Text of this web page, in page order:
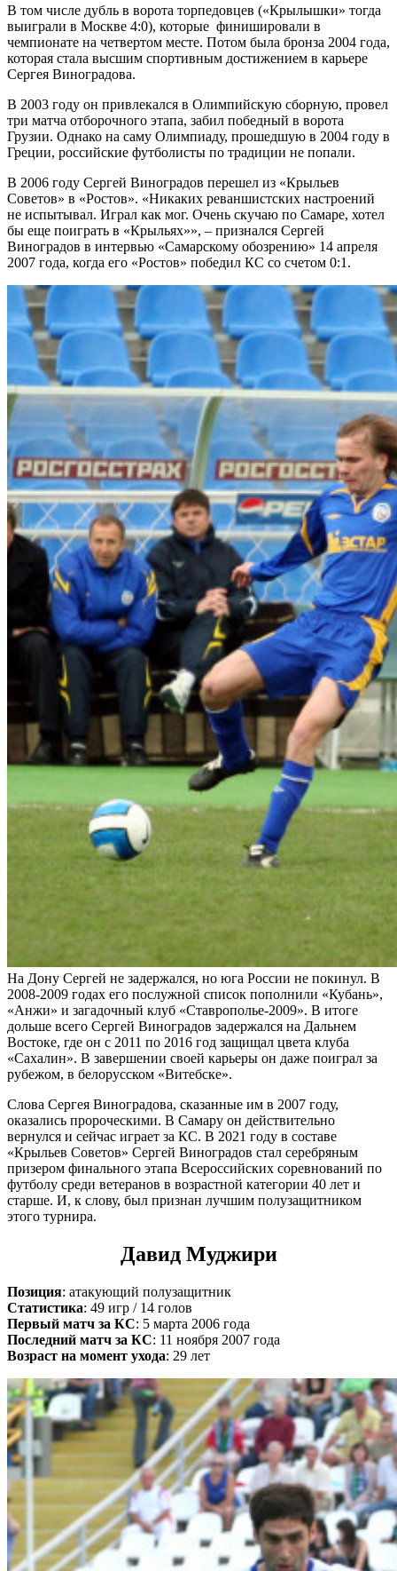
В том числе дубль в ворота торпедовцев («Крылышки» тогда
выиграли в Москве 4:0), которые финишировали в
чемпионате на четвертом месте. Потом была бронза 2004 года,
которая стала высшим спортивным достижением в карьере
Сергея Виноградова.
В 2003 году он привлекался в Олимпийскую сборную, провел
три матча отборочного этапа, забил победный в ворота
Грузии. Однако на саму Олимпиаду, прошедшую в 2004 году в
Греции, российские футболисты по традиции не попали.
В 2006 году Сергей Виноградов перешел из «Крыльев
Советов» в «Ростов». «Никаких реваншистских настроений
не испытывал. Играл как мог. Очень скучаю по Самаре, хотел
бы еще поиграть в «Крыльях»», – признался Сергей
Виноградов в интервью «Самарскому обозрению» 14 апреля
2007 года, когда его «Ростов» победил КС со счетом 0:1.
На Дону Сергей не задержался, но юга России не покинул. В
2008-2009 годах его послужной список пополнили «Кубань»,
«Анжи» и загадочный клуб «Ставрополье-2009». В итоге
дольше всего Сергей Виноградов задержался на Дальнем
Востоке, где он с 2011 по 2016 год защищал цвета клуба
«Сахалин». В завершении своей карьеры он даже поиграл за
рубежом, в белорусском «Витебске».
Слова Сергея Виноградова, сказанные им в 2007 году,
оказались пророческими. В Самару он действительно
вернулся и сейчас играет за КС. В 2021 году в составе
«Крыльев Советов» Сергей Виноградов стал серебряным
призером финального этапа Всероссийских соревнований по
футболу среди ветеранов в возрастной категории 40 лет и
старше. И, к слову, был признан лучшим полузащитником
этого турнира.
Давид Муджири
Позиция: атакующий полузащитник
Статистика: 49 игр / 14 голов
Первый матч за КС: 5 марта 2006 года
Последний матч за КС: 11 ноября 2007 года
Возраст на момент ухода: 29 лет